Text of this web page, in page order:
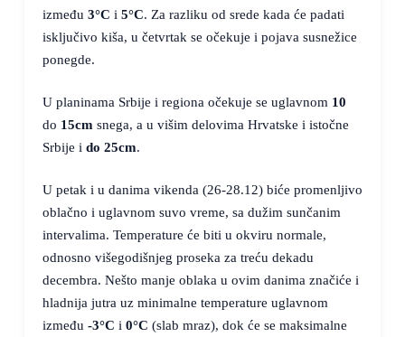
između 3°C i 5°C. Za razliku od srede kada će padati
isključivo kiša, u četvrtak se očekuje i pojava susnežice
ponegde.
U planinama Srbije i regiona očekuje se uglavnom 10
do 15cm snega, a u višim delovima Hrvatske i istočne
Srbije i do 25cm.
U petak i u danima vikenda (26-28.12) biće promenljivo
oblačno i uglavnom suvo vreme, sa dužim sunčanim
intervalima. Temperature će biti u okviru normale,
odnosno višegodišnjeg proseka za treću dekadu
decembra. Nešto manje oblaka u ovim danima značiće i
hladnija jutra uz minimalne temperature uglavnom
između -3°C i 0°C (slab mraz), dok će se maksimalne